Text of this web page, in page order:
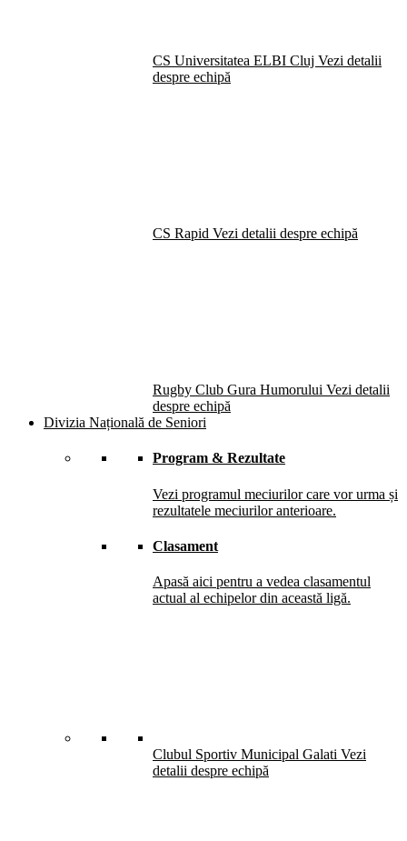
CS Universitatea ELBI Cluj Vezi detalii
despre echipă
CS Rapid Vezi detalii despre echipă
Rugby Club Gura Humorului Vezi detalii
despre echipă
Divizia Națională de Seniori
Program & Rezultate
Vezi programul meciurilor care vor urma și
rezultatele meciurilor anterioare.
Clasament
Apasă aici pentru a vedea clasamentul
actual al echipelor din această ligă.
Clubul Sportiv Municipal Galati Vezi
detalii despre echipă